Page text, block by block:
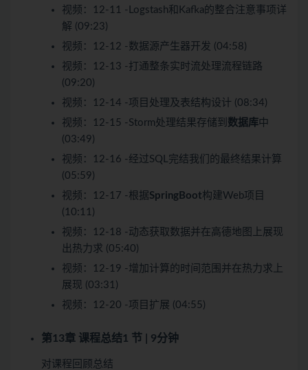
视频：
12-11 -Logstash和Kafka的整合注意事项详
解 (09:23)
视频：
12-12 -数据源产生器开发 (04:58)
视频：
12-13 -打通整条实时流处理流程链路
(09:20)
视频：
12-14 -项目处理及表结构设计 (08:34)
视频：
12-15 -Storm处理结果存储到 数据库中
(03:49)
视频：
12-16 -经过SQL完结我们的最终结果计算
(05:59)
视频：
12-17 -根据SpringBoot构建Web项目
(10:11)
视频：
12-18 -动态获取数据并在高德地图上展现
出热力求 (05:40)
视频：
12-19 -增加计算的时间范围并在热力求上
展现 (03:31)
视频：
12-20 -项目扩展 (04:55)
第13章 课程总结1 节 | 9分钟
对课程回顾总结